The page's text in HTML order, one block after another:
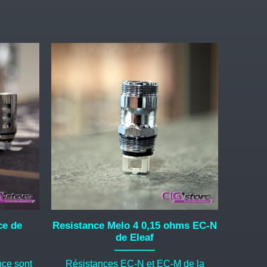
de
sont
Resistance Melo 4 0,15 ohms EC-N
de Eleaf
Résistances EC-N et EC-M de la